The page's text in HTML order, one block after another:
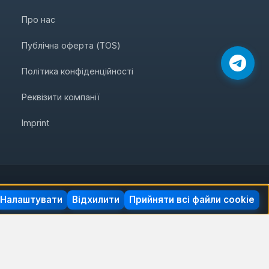
Про нас
Публічна оферта (TOS)
Політика конфіденційності
Реквізити компанії
Imprint
матеріали Автотовари
Відхилити
Налаштувати Прийняти всі файли cookie